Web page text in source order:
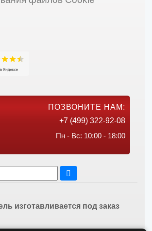
ПОЗВОНИТЕ НАМ:
+7 (499) 322-92-08
Пн - Вс: 10:00 - 18:00
изготавливается под заказ